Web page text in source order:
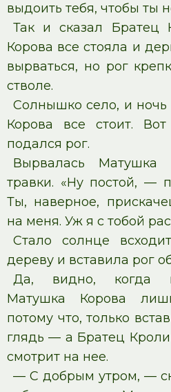
выдоить тебя, чтобы ты
Так и сказал Братец
Корова все стояла и
вырваться, но рог
стволе.
Солнышко село, и
Корова все стоит.
подался рог.
Вырвалась Матушка
травки. «Ну постой, —
Ты, наверное,
на меня. Уж я с тобой
Стало солнце
дереву и вставила рог
Да, видно, когда
Матушка Корова
потому что, только
глядь — а Братец
смотрит на нее.
— С добрым утром, —